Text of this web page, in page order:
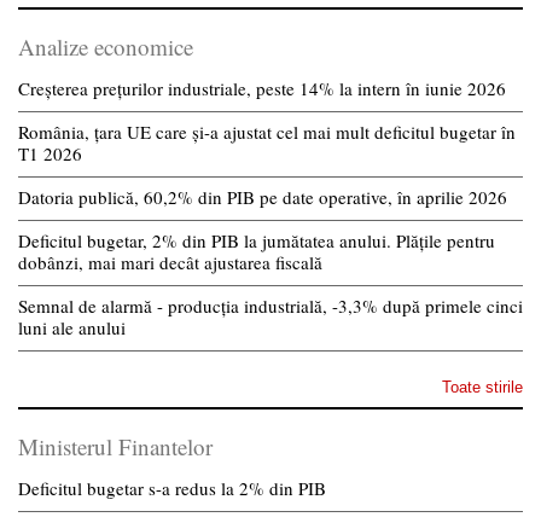
Analize economice
Creșterea prețurilor industriale, peste 14% la intern în iunie 2026
România, țara UE care și-a ajustat cel mai mult deficitul bugetar în
T1 2026
Datoria publică, 60,2% din PIB pe date operative, în aprilie 2026
Deficitul bugetar, 2% din PIB la jumătatea anului. Plățile pentru
dobânzi, mai mari decât ajustarea fiscală
Semnal de alarmă - producția industrială, -3,3% după primele cinci
luni ale anului
Toate stirile
Ministerul Finantelor
Deficitul bugetar s-a redus la 2% din PIB